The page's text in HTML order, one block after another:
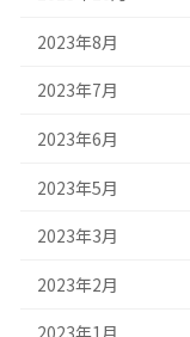
2023年8月
2023年7月
2023年6月
2023年5月
2023年3月
2023年2月